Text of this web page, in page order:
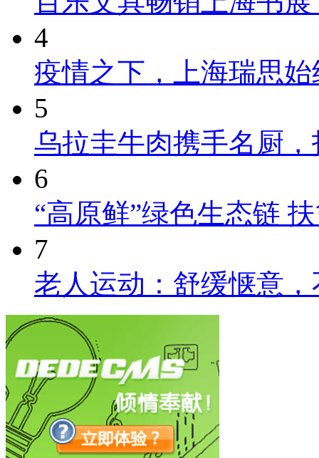
4
疫情之下，上海瑞思
5
乌拉圭牛肉携手名厨
6
“高原鲜”绿色生态链
7
老人运动：舒缓惬意